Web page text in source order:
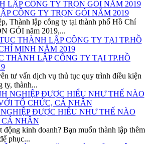
CÔNG TY TRỌN GÓI NĂM 2019
Thành lập công ty tại thành phố Hồ Chí
GÓI năm 2019,...
THÀNH LẬP CÔNG TY TẠI TP.HỒ
tư vấn dịch vụ thủ tục quy trình điều kiện
ty, thành...
ĐƯỢC HIỂU NHƯ THẾ NÀO
NHÂN
động kinh doanh? Bạn muốn thành lập thêm
phục...